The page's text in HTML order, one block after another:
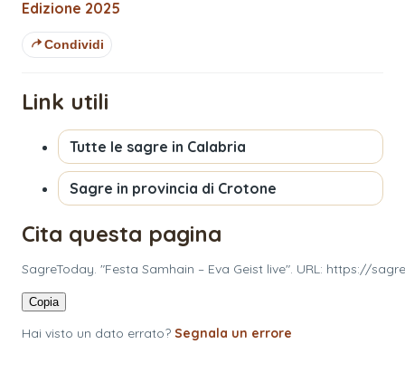
Edizione 2025
Condividi
Link utili
Tutte le sagre in Calabria
Sagre in provincia di Crotone
Cita questa pagina
SagreToday. "Festa Samhain – Eva Geist live". URL: https://
Copia
Hai visto un dato errato? Segnala un errore